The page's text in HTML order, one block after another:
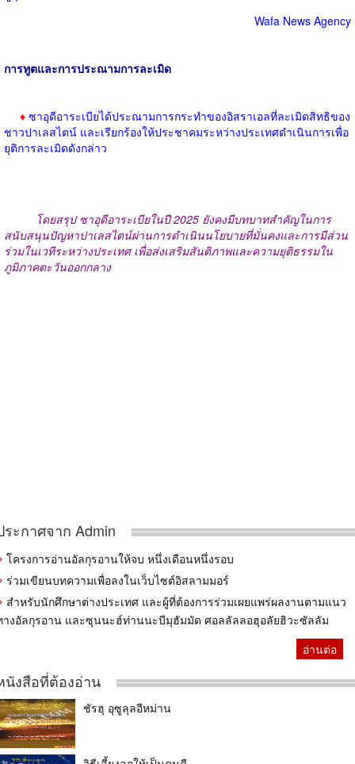
Wafa News Agency
การทูตและการประณามการละเมิด
♦ ซาอุดีอาระเบียได้ประณามการกระทำของอิสราเอลที่ละเมิดสิทธิของ
ชาวปาเลสไตน์ และเรียกร้องให้ประชาคมระหว่างประเทศดำเนินการเพื่อ
ยุติการละเมิดดังกล่าว
โดยสรุป ซาอุดีอาระเบียในปี 2025 ยังคงมีบทบาทสำคัญในการ
สนับสนุนปัญหาปาเลสไตน์ผ่านการดำเนินนโยบายที่มั่นคงและการมีส่วน
ร่วมในเวทีระหว่างประเทศ เพื่อส่งเสริมสันติภาพและความยุติธรรมใน
ภูมิภาคตะวันออกกลาง
ระกาศจาก Admin
โครงการอ่านอัลกุรอานให้จบ หนึ่งเดือนหนึ่งรอบ
ร่วมเขียนบทความเพื่อลงในเว็บไซต์อิสลามมอร์
สำหรับนักศึกษาต่างประเทศ และผู้ที่ต้องการร่วมเผยแพร่ผลงานตามแนว
างอัลกุรอาน และซุนนะฮ์ท่านนะบีมุฮัมมัด ศอลลัลลอฮุอลัยฮิวะซัลลัม
อ่านต่อ
นังสือที่ต้องอ่าน
ชัรฮุ อุซูลุลอีหม่าน